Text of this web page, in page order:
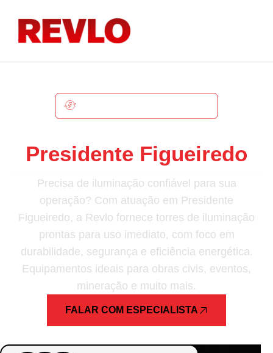
Presidente Figueiredo
Precisa de iluminação confiável para sua
operação? Com atuação em Presidente
Figueiredo, a Revlo fornece torres de iluminação
prontas para uso imediato, com foco em
durabilidade, segurança e eficiência energética.
Equipamentos ideais para obras civis, eventos,
mineração e muito mais.
FALAR COM ESPECIALISTA